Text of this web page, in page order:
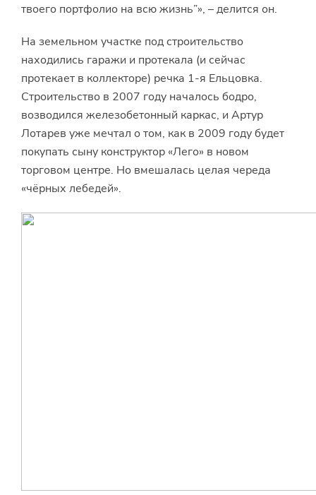
твоего портфолио на всю жизнь”», – делится он.
На земельном участке под строительство
находились гаражи и протекала (и сейчас
протекает в коллекторе) речка 1-я Ельцовка.
Строительство в 2007 году началось бодро,
возводился железобетонный каркас, и Артур
Лотарев уже мечтал о том, как в 2009 году будет
покупать сыну конструктор «Лего» в новом
торговом центре. Но вмешалась целая череда
«чёрных лебедей».